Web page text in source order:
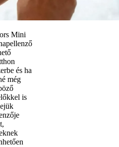
Mini
és ha
még
is